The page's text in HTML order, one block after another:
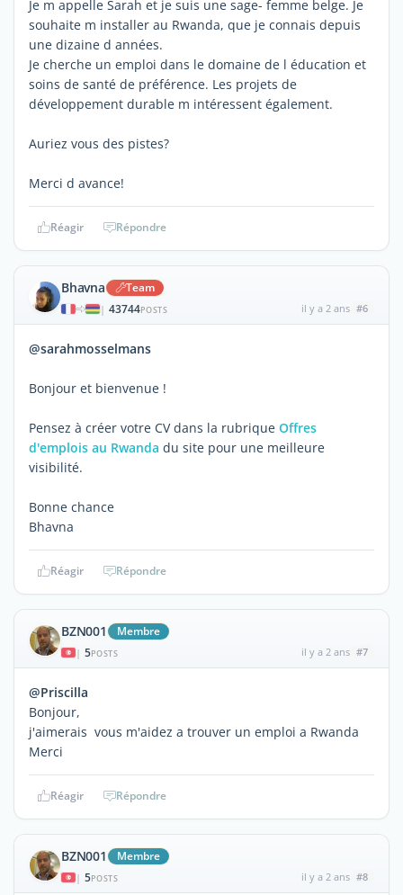
Je m appelle Sarah et je suis une sage- femme belge. Je
souhaite m installer au Rwanda, que je connais depuis
une dizaine d années.
Je cherche un emploi dans le domaine de l éducation et
soins de santé de préférence. Les projets de
développement durable m intéressent également.
Auriez vous des pistes?
Merci d avance!
Réagir Répondre
Bhavna Team
| 43744POSTS il y a 2 ans #6
@sarahmosselmans
Bonjour et bienvenue !
Pensez à créer votre CV dans la rubrique Offres
d'emplois au Rwanda du site pour une meilleure
visibilité.
Bonne chance
Bhavna
Réagir Répondre
BZN001 Membre
| 5POSTS il y a 2 ans #7
@Priscilla
Bonjour,
j'aimerais vous m'aidez a trouver un emploi a Rwanda
Merci
Réagir Répondre
BZN001 Membre
| 5POSTS il y a 2 ans #8